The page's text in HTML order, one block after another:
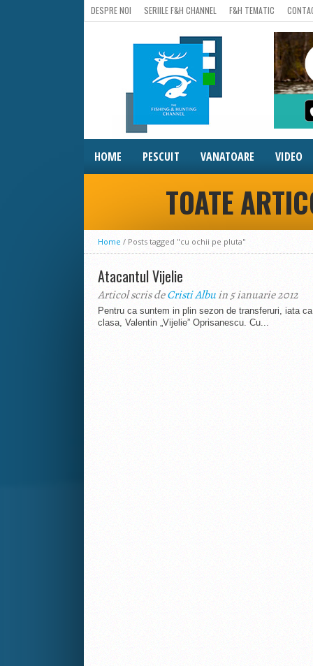
DESPRE NOI SERIILE F&H CHANNEL F&H TEMATIC
HOME PESCUIT VANATOARE VIDEO
TOATE
Home / Posts tagged "cu ochii pe pluta"
Atacantul Vijelie
Articol scris deCristi Albuin 5 ianuarie 2012
Pentru ca suntem in plin sezon de transferuri, iata
clasa, Valentin „Vijelie” Oprisanescu. Cu...